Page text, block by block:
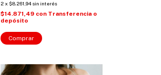
2 x $8.261,94 sin interés
$14.871,49 con Transferencia o
depósito
Comprar